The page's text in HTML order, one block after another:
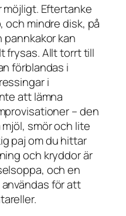
möjligt. Eftertanke
och mindre disk, på
pannkakor kan
frysas. Allt torrt till
förblandas i
i
att lämna
– den
smör och lite
paj om du hittar
och kryddor är
och en
för att